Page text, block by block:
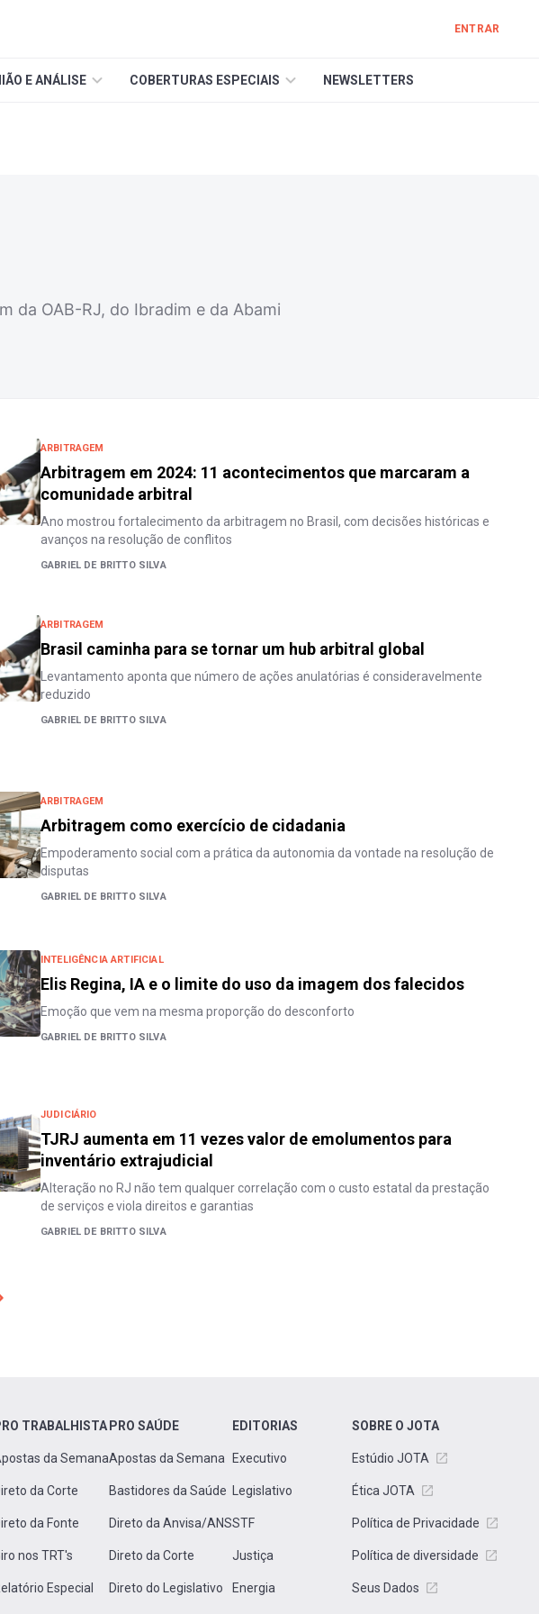
ENTRAR
E ANÁLISE COBERTURAS ESPECIAIS NEWSLETTERS
da OAB-RJ, do Ibradim e da Abami
ARBITRAGEM
Arbitragem em 2024: 11 acontecimentos que marcaram a
comunidade arbitral
Ano mostrou fortalecimento da arbitragem no Brasil, com decisões históricas e
avanços na resolução de conflitos
GABRIEL DE BRITTO SILVA
ARBITRAGEM
Brasil caminha para se tornar um hub arbitral global
Levantamento aponta que número de ações anulatórias é consideravelmente
reduzido
GABRIEL DE BRITTO SILVA
ARBITRAGEM
Arbitragem como exercício de cidadania
Empoderamento social com a prática da autonomia da vontade na resolução de
disputas
GABRIEL DE BRITTO SILVA
INTELIGÊNCIA ARTIFICIAL
Elis Regina, IA e o limite do uso da imagem dos falecidos
Emoção que vem na mesma proporção do desconforto
GABRIEL DE BRITTO SILVA
JUDICIÁRIO
TJRJ aumenta em 11 vezes valor de emolumentos para
inventário extrajudicial
Alteração no RJ não tem qualquer correlação com o custo estatal da prestação
de serviços e viola direitos e garantias
GABRIEL DE BRITTO SILVA
TRABALHISTA
da Semana
da Corte
da Fonte
nos TRT's
Especial
PRO SAÚDE
Apostas da Semana
Bastidores da Saúde
Direto da Anvisa/ANS
Direto da Corte
Direto do Legislativo
EDITORIAS
Executivo
Legislativo
STF
Justiça
Energia
SOBRE O JOTA
Estúdio JOTA
Ética JOTA
Política de Privacidade
Política de diversidade
Seus Dados